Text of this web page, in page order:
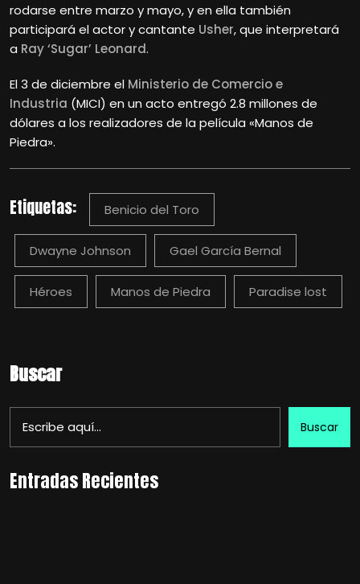
rodarse entre marzo y mayo, y en ella también
participará el actor y cantante Usher, que interpretará
a Ray ‘Sugar’ Leonard.
El 3 de diciembre el Ministerio de Comercio e
Industria (MICI) en un acto entregó 2.8 millones de
dólares a los realizadores de la película «Manos de
Piedra».
Etiquetas: Benicio del Toro
Dwayne Johnson Gael García Bernal
Héroes Manos de Piedra Paradise lost
Buscar
Buscar
Entradas Recientes